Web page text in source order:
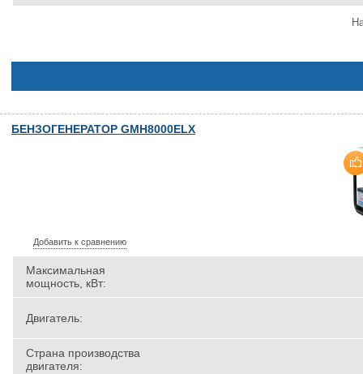
БЕНЗОГЕНЕРАТОР GMH8000ELX
Добавить к сравнению
Максимальная
мощность, кВт:
Двигатель:
Страна производства
двигателя: